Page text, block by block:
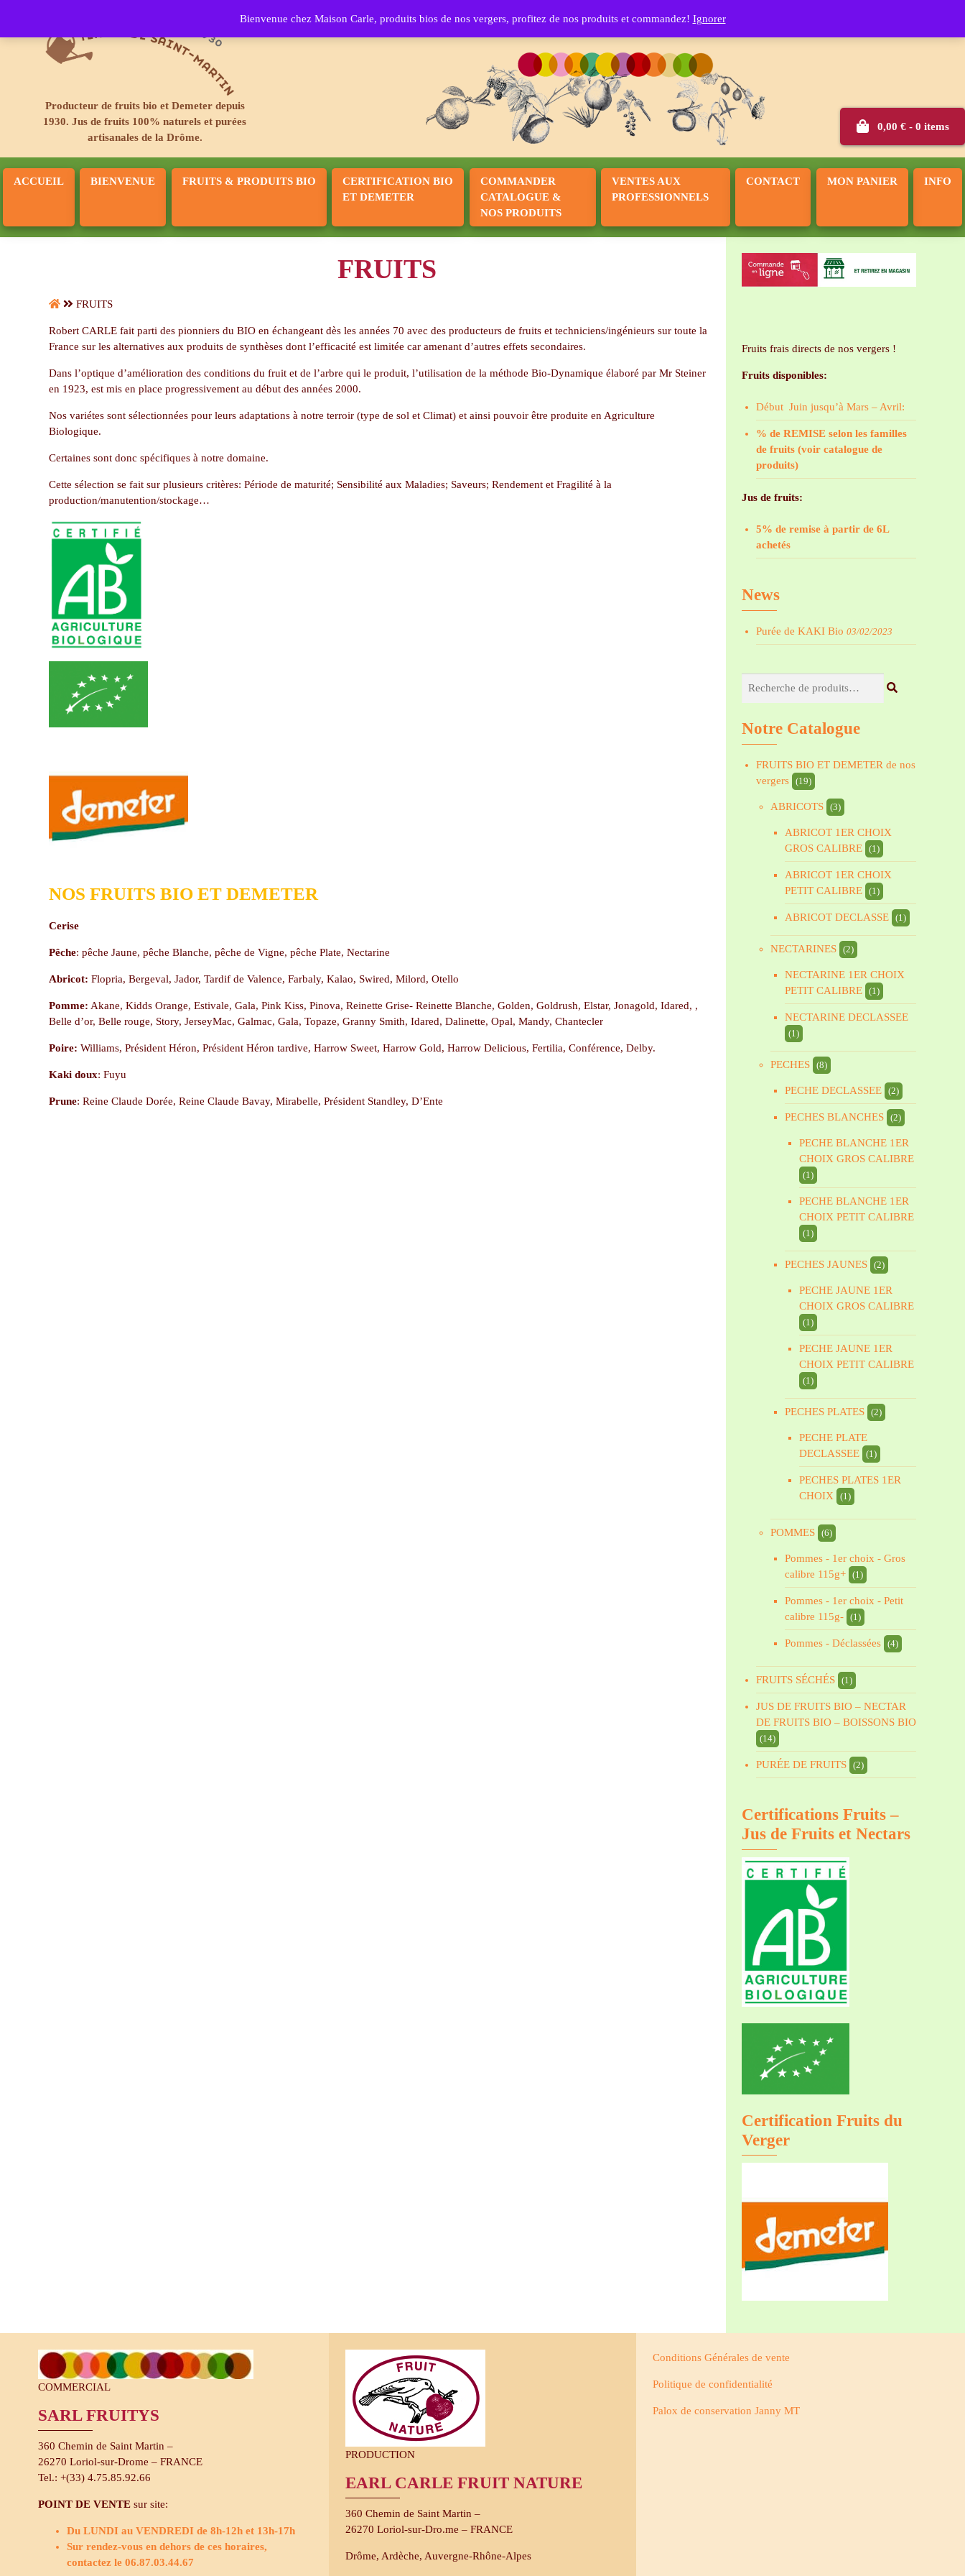
Producteur de fruits bio et Demeter depuis
1930. Jus de fruits 100% naturels et purées
artisanales de la Drôme.
Maison Carle
ACCUEIL BIENVENUE FRUITS & PRODUITS BIO
CERTIFICATION BIO
ET DEMETER
COMMANDER
CATALOGUE &
NOS PRODUITS
VENTES AUX
PROFESSIONNELS
CONTACT MON PANIER INFO
FRUITS
FRUITS
Robert CARLE fait parti des pionniers du BIO en échangeant dès les années 70 avec des producteurs de fruits et techniciens/ingénieurs sur toute la
France sur les alternatives aux produits de synthèses dont l’efficacité est limitée car amenant d’autres effets secondaires.
Dans l’optique d’amélioration des conditions du fruit et de l’arbre qui le produit, l’utilisation de la méthode Bio-Dynamique élaboré par Mr Steiner
en 1923, est mis en place progressivement au début des années 2000.
Nos variétes sont sélectionnées pour leurs adaptations à notre terroir (type de sol et Climat) et ainsi pouvoir être produite en Agriculture
Biologique.
Certaines sont donc spécifiques à notre domaine.
Cette sélection se fait sur plusieurs critères: Période de maturité; Sensibilité aux Maladies; Saveurs; Rendement et Fragilité à la
production/manutention/stockage…
NOS FRUITS BIO ET DEMETER
Cerise
Pêche: pêche Jaune, pêche Blanche, pêche de Vigne, pêche Plate, Nectarine
Abricot: Flopria, Bergeval, Jador, Tardif de Valence, Farbaly, Kalao, Swired, Milord, Otello
Pomme: Akane, Kidds Orange, Estivale, Gala, Pink Kiss, Pinova, Reinette Grise- Reinette Blanche, Golden, Goldrush, Elstar, Jonagold, Idared, ,
Belle d’or, Belle rouge, Story, JerseyMac, Galmac, Gala, Topaze, Granny Smith, Idared, Dalinette, Opal, Mandy, Chantecler
Poire: Williams, Président Héron, Président Héron tardive, Harrow Sweet, Harrow Gold, Harrow Delicious, Fertilia, Conférence, Delby.
Kaki doux: Fuyu
Prune: Reine Claude Dorée, Reine Claude Bavay, Mirabelle, Président Standley, D’Ente
Fruits frais directs de nos vergers !
Fruits disponibles:
Début Juin jusqu’à Mars – Avril:
% de REMISE selon les familles
de fruits (voir catalogue de
produits)
Jus de fruits:
5% de remise à partir de 6L
achetés
News
Purée de KAKI Bio 03/02/2023
pour :
Notre Catalogue
FRUITS BIO ET DEMETER de nos
vergers
(19)
ABRICOTS (3)
ABRICOT 1ER CHOIX
GROS CALIBRE
(1)
ABRICOT 1ER CHOIX
PETIT CALIBRE
(1)
ABRICOT DECLASSE (1)
NECTARINES (2)
NECTARINE 1ER CHOIX
PETIT CALIBRE
(1)
NECTARINE DECLASSEE
(1)
PECHES (8)
PECHE DECLASSEE (2)
PECHES BLANCHES (2)
PECHE BLANCHE 1ER
CHOIX GROS CALIBRE
(1)
PECHE BLANCHE 1ER
CHOIX PETIT CALIBRE
(1)
PECHES JAUNES (2)
PECHE JAUNE 1ER
CHOIX GROS CALIBRE
(1)
PECHE JAUNE 1ER
CHOIX PETIT CALIBRE
(1)
PECHES PLATES (2)
PECHE PLATE
DECLASSEE
(1)
PECHES PLATES 1ER
CHOIX
(1)
POMMES (6)
Pommes - 1er choix - Gros
calibre 115g+
(1)
Pommes - 1er choix - Petit
calibre 115g-
(1)
Pommes - Déclassées (4)
FRUITS SÉCHÉS (1)
JUS DE FRUITS BIO – NECTAR
DE FRUITS BIO – BOISSONS BIO
(14)
PURÉE DE FRUITS (2)
Certifications Fruits –
Jus de Fruits et Nectars
Certification Fruits du
Verger
Bienvenue chez Maison Carle, produits bios de nos vergers, profitez de nos produits et commandez! Ignorer
COMMERCIAL
SARL FRUITYS
360 Chemin de Saint Martin –
26270 Loriol-sur-Drome – FRANCE
Tel.: +(33) 4.75.85.92.66
POINT DE VENTE sur site:
Du LUNDI au VENDREDI de 8h-12h et 13h-17h
Sur rendez-vous en dehors de ces horaires,
contactez le 06.87.03.44.67
PRODUCTION
EARL CARLE FRUIT NATURE
360 Chemin de Saint Martin –
26270 Loriol-sur-Dro.me – FRANCE
Drôme, Ardèche, Auvergne-​Rhône-Alpes
Conditions Générales de vente
Politique de confidentialité
Palox de conservation Janny MT
0,00 €- 0 items